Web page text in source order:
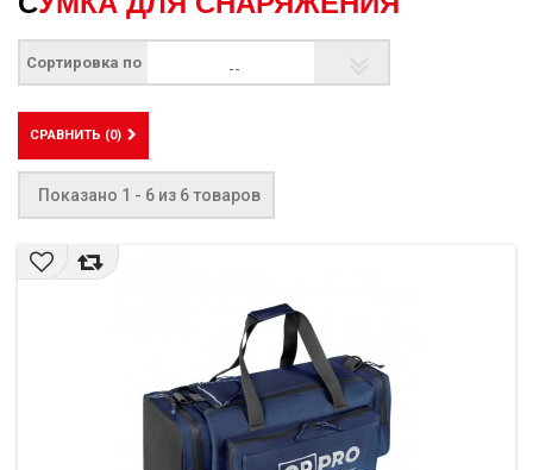
Сортировка по --
СРАВНИТЬ (0)
Показано 1 - 6 из 6 товаров